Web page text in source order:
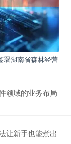
署湖南省森林经营
领域的业务布局
让新手也能煮出